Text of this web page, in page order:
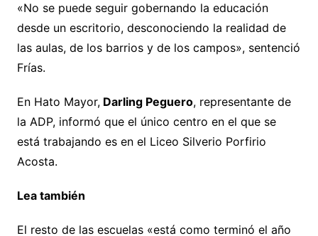
«No se puede seguir gobernando la educación
desde un escritorio, desconociendo la realidad de
las aulas, de los barrios y de los campos», sentenció
Frías.
En Hato Mayor,Darling Peguero, representante de
la ADP, informó que el único centro en el que se
está trabajando es en el Liceo Silverio Porfirio
Acosta.
Lea también
El resto de las escuelas «está como terminó el año